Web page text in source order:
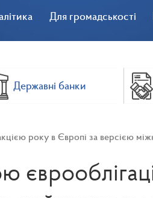
Для громадськості
Державні банки
року в Європі за версією